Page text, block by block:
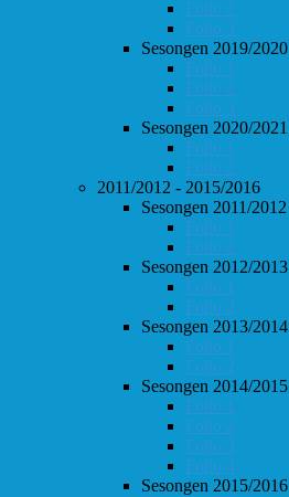
Follo 2
Follo 3
Sesongen 2019/2020
Follo 1
Follo 2
Follo 3
Sesongen 2020/2021
Follo 1
Follo 2
2011/2012 - 2015/2016
Sesongen 2011/2012
Follo 1
Follo 2
Sesongen 2012/2013
Follo 1
Follo 2
Sesongen 2013/2014
Follo 1
Follo 2
Sesongen 2014/2015
Follo 1
Follo 2
Follo 3
Follo 4
Sesongen 2015/2016